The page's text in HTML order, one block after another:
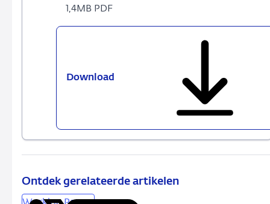
1,4MB PDF
Download
for
Ontdek gerelateerde artikelen